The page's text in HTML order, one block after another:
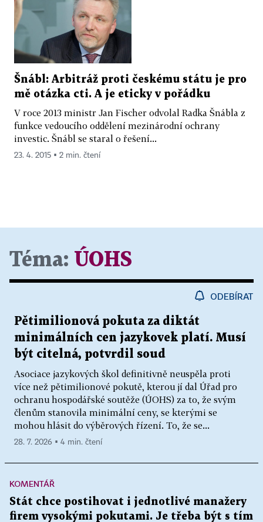
Šnábl: Arbitráž proti českému státu je pro
mě otázka cti. A je eticky v pořádku
V roce 2013 ministr Jan Fischer odvolal Radka Šnábla z
funkce vedoucího oddělení mezinárodní ochrany
investic. Šnábl se staral o řešení...
23. 4. 2015 ▪ 2 min. čtení
Téma: ÚOHS
ODEBÍRAT
Pětimilionová pokuta za diktát
minimálních cen jazykovek platí. Musí
být citelná, potvrdil soud
Asociace jazykových škol definitivně neuspěla proti
více než pětimilionové pokutě, kterou jí dal Úřad pro
ochranu hospodářské soutěže (ÚOHS) za to, že svým
členům stanovila minimální ceny, se kterými se
mohou hlásit do výběrových řízení. To, že se...
28. 7. 2026 ▪ 4 min. čtení
KOMENTÁŘ
Stát chce postihovat i jednotlivé manažery
firem vysokými pokutami. Je třeba být s tím